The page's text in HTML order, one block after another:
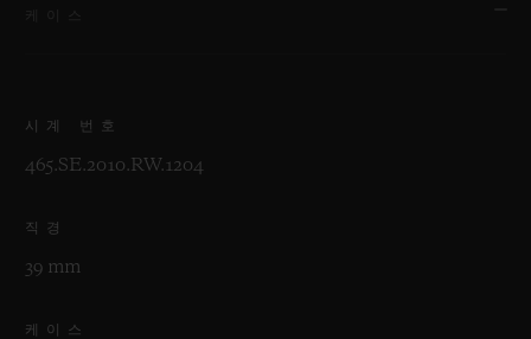
시계 번호
465.SE.2010.RW.1204
직경
39 mm
케이스